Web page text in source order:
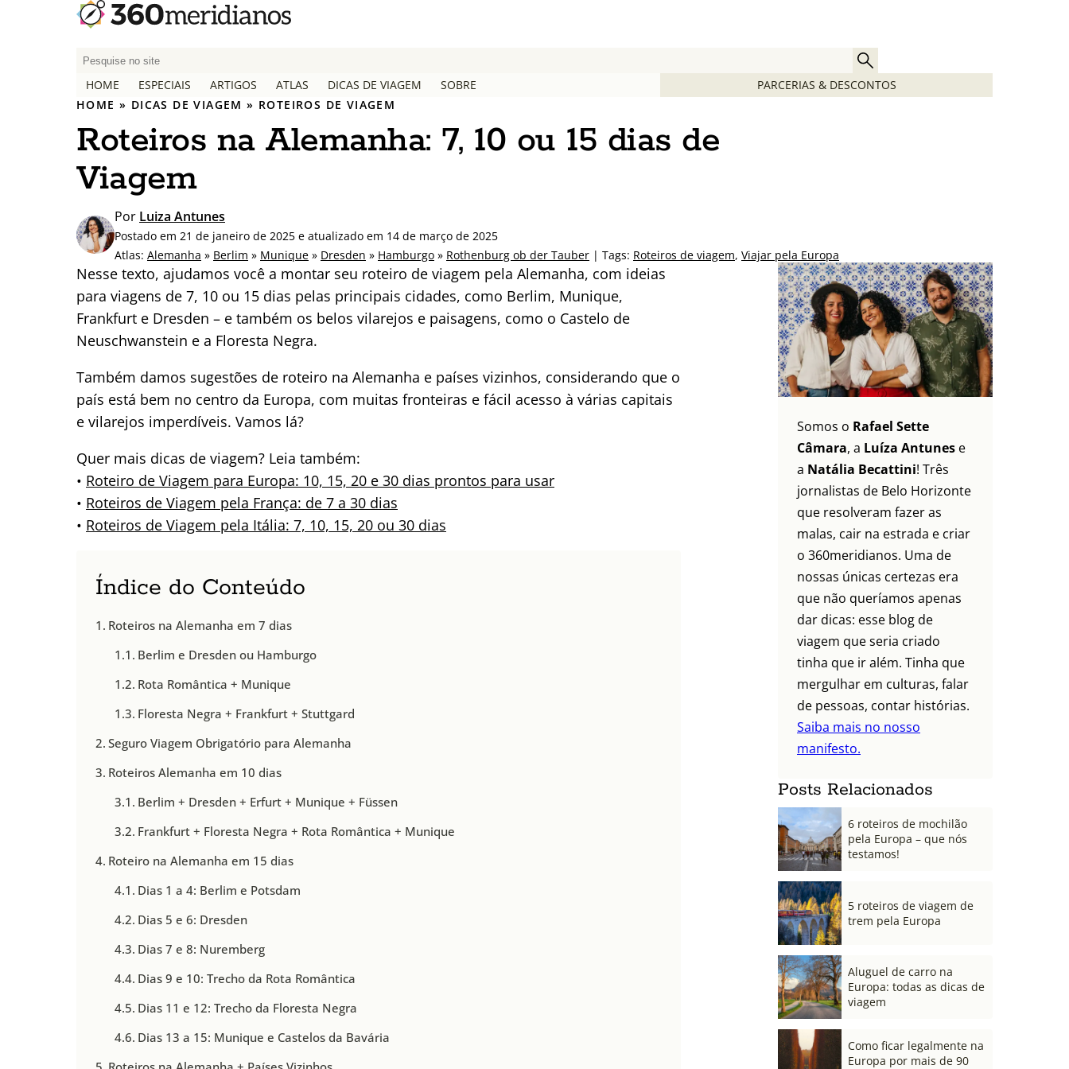
P
q
u
i
s
p
o
r
:
HOME ESPECIAIS ARTIGOS ATLAS DICAS DE VIAGEM SOBRE
PARCERIAS & DESCONTOS
HOME » DICAS DE VIAGEM » ROTEIROS DE VIAGEM
Roteiros na Alemanha: 7, 10 ou 15 dias de
Viagem
Por Luiza Antunes
Postado em 21 de janeiro de 2025 e atualizado em 14 de março de 2025
Atlas: Alemanha » Berlim » Munique » Dresden » Hamburgo » Rothenburg ob der Tauber | Tags: Roteiros de viagem, Viajar pela Europa
Nesse texto, ajudamos você a montar seu roteiro de viagem pela Alemanha, com ideias
para viagens de 7, 10 ou 15 dias pelas principais cidades, como Berlim, Munique,
Frankfurt e Dresden – e também os belos vilarejos e paisagens, como o Castelo de
Neuschwanstein e a Floresta Negra.
Também damos sugestões de roteiro na Alemanha e países vizinhos, considerando que o
país está bem no centro da Europa, com muitas fronteiras e fácil acesso à várias capitais
e vilarejos imperdíveis. Vamos lá?
Quer mais dicas de viagem? Leia também:
• Roteiro de Viagem para Europa: 10, 15, 20 e 30 dias prontos para usar
• Roteiros de Viagem pela França: de 7 a 30 dias
• Roteiros de Viagem pela Itália: 7, 10, 15, 20 ou 30 dias
Índice do Conteúdo
Roteiros na Alemanha em 7 dias
Berlim e Dresden ou Hamburgo
Rota Romântica + Munique
Floresta Negra + Frankfurt + Stuttgard
Seguro Viagem Obrigatório para Alemanha
Roteiros Alemanha em 10 dias
Berlim + Dresden + Erfurt + Munique + Füssen
Frankfurt + Floresta Negra + Rota Romântica + Munique
Roteiro na Alemanha em 15 dias
Dias 1 a 4: Berlim e Potsdam
Dias 5 e 6: Dresden
Dias 7 e 8: Nuremberg
Dias 9 e 10: Trecho da Rota Romântica
Dias 11 e 12: Trecho da Floresta Negra
Dias 13 a 15: Munique e Castelos da Bavária
Somos o Rafael Sette
Câmara, a Luíza Antunes e
a Natália Becattini! Três
jornalistas de Belo Horizonte
que resolveram fazer as
malas, cair na estrada e criar
o 360meridianos. Uma de
nossas únicas certezas era
que não queríamos apenas
dar dicas: esse blog de
viagem que seria criado
tinha que ir além. Tinha que
mergulhar em culturas, falar
de pessoas, contar histórias.
Saiba mais no nosso
manifesto.
Posts Relacionados
6 roteiros de mochilão
pela Europa – que nós
testamos!
5 roteiros de viagem de
trem pela Europa
Aluguel de carro na
Europa: todas as dicas de
viagem
Como ficar legalmente na
Europa por mais de 90